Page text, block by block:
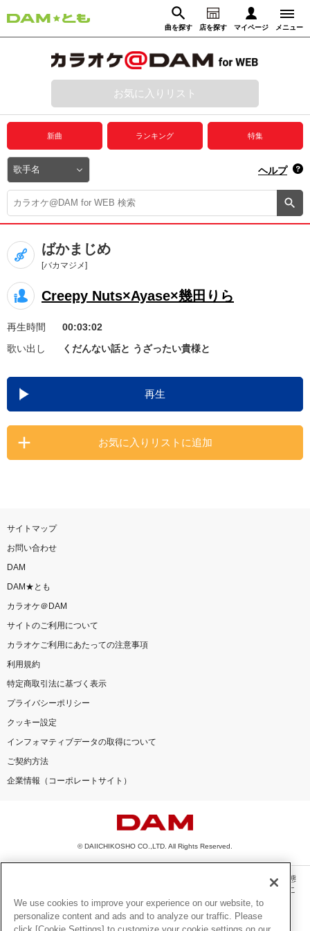
曲を探す 店を探す マイページ メニュー
動画からさがす 録音からさがす
ログイン
プレミアムサービス
DAM★とも動画
DAM★とも録音
カラオケ＠DAM
ユーザー検索
キャンペーン
お知らせ よくあるご質問
DAMの新曲・ランキングなど
カラオケ最新情報をチェック！
お気に入りリスト
新曲 ランキング 特集
ヘルプ
ばかまじめ
[バカマジメ]
Creepy Nuts×Ayase×幾田りら
再生時間
00:03:02
歌い出し
くだんない話と うざったい貴様と
再生
お気に入りリストに追加
サイトマップ
お問い合わせ
DAM
DAM★とも
カラオケ＠DAM
サイトのご利用について
カラオケご利用にあたっての注意事項
利用規約
特定商取引法に基づく表示
プライバシーポリシー
クッキー設定
インフォマティブデータの取得について
ご契約方法
企業情報（コーポレートサイト）
© DAIICHIKOSHO CO.,LTD. All Rights Reserved.
このサイトに掲載されている一切の文章・画像・写真・動画・音声等を、手段や形態
を問わず、著作権法の定める範囲を超えて無断で複製、転載、ファイル化などするこ
とを禁じます。
楽曲及びコンテンツは、機種によりご利用いただけない場合があります。
We use cookies to improve your experience on our website, to
personalize content and ads and to analyze our traffic. Please